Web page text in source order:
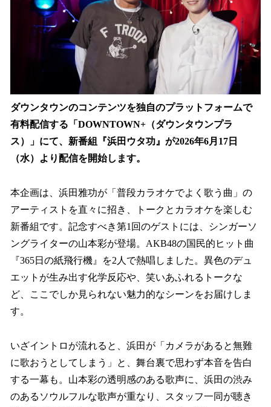
ダウンタウンのコンテンツを独自のプラットフォームで
有料配信する「DOWNTOWN+（ダウンタウンプラ
ス）」にて、新番組『浜田ウタ功』が2026年6月17日
（水）より配信を開始します。
本企画は、浜田雅功が「普段カラオケでよく歌う曲」の
アーティストを直々に招き、トークとカラオケを楽しむ
新番組です。記念すべき第1回のゲストには、シンガーソ
ングライターの山本彩が登場。AKB48の国民的ヒット曲
『365日の紙飛行機』を2人で熱唱しました。異色のデュ
エットが生み出す化学反応や、笑いあふれるトークな
ど、ここでしか見られない魅力的なシーンをお届けしま
す。
いざイントロが流れると、浜田が「カメラがあると無難
に歌おうとしてしまう」と、舞台裏で思わず本音を告白
する一幕も。山本彩の透明感のある歌声に、浜田の渋み
のあるソウルフルな歌声が重なり、スタッフ一同が聴き